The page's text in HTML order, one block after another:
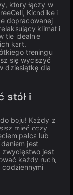
który łączy w
Klondike i
dopracowanej
klimat i
tle idealnie
kart.
treningu
się wyciszyć
dziesiątkę dla
stół i
boju! Każdy z
mieć oczy
palca lub
jest
zwycięstwo jest
każdy ruch,
codziennymi